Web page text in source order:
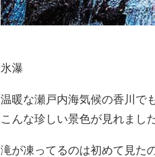
氷瀑
温暖な瀬戸内海気候の香川で
こんな珍しい景色が見れまし
滝が凍ってるのは初めて見た